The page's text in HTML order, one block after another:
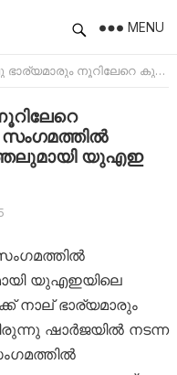
MENU
രാജ്യാന്തര സംഗമത്തിൽ ഞെട്ടിപ്പിക്കുന്ന വെളിപ്പെടുത്തലുമായി യുഎഇ സാംസ്‌കാരിക ഗവേഷകൻ
സംഗമത്തിൽ
യുഎഇ
യുഎഇയിലെ
നാല് ഭാര്യമാരും
ഷാർജയിൽ നടന്ന